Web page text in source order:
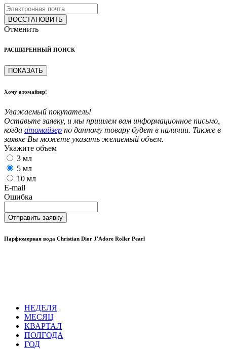
ВОССТАНОВИТЬ
Отменить
РАСШИРЕННЫЙ ПОИСК
ПОКАЗАТЬ
Хочу атомайзер!
Уважаемый покупатель!
Оставьте заявку, и мы пришлем вам информационное письмо,
когда атомайзер по данному товару будет в наличии. Также в
заявке Вы можете указать желаемый объем.
Укажите объем
3 мл
5 мл
10 мл
E-mail
Ошибка
Отправить заявку
Парфюмерная вода Christian Dior J'Adore Roller Pearl
НЕДЕЛЯ
МЕСЯЦ
КВАРТАЛ
ПОЛГОДА
ГОД